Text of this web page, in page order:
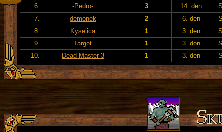
6.
-Pedro- 3 14. den
7.
demonek 2 6. den
8.
Kyselica 1 3. den
9.
Target 1 3. den
10.
Dead Master 3 1 3. den